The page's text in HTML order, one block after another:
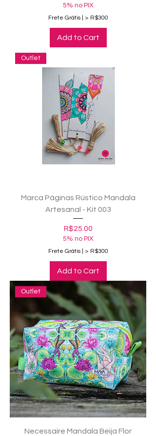
5% no PIX
Frete Grátis | > R$300
Add to Cart
Outlet
Marca Páginas Rústico Mandala
Artesanal - Kit 003
Price
R$25.00
5% no PIX
Frete Grátis | > R$300
Add to Cart
Outlet
Necessaire Mandala Beija Flor